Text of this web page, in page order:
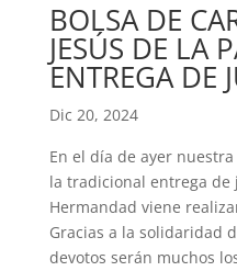
BOLSA DE
JESÚS DE LA
ENTREGA DE
Dic 20, 2024
En el día de ayer
la tradicional entrega
Hermandad viene
Gracias a la solidaridad
devotos serán muchos